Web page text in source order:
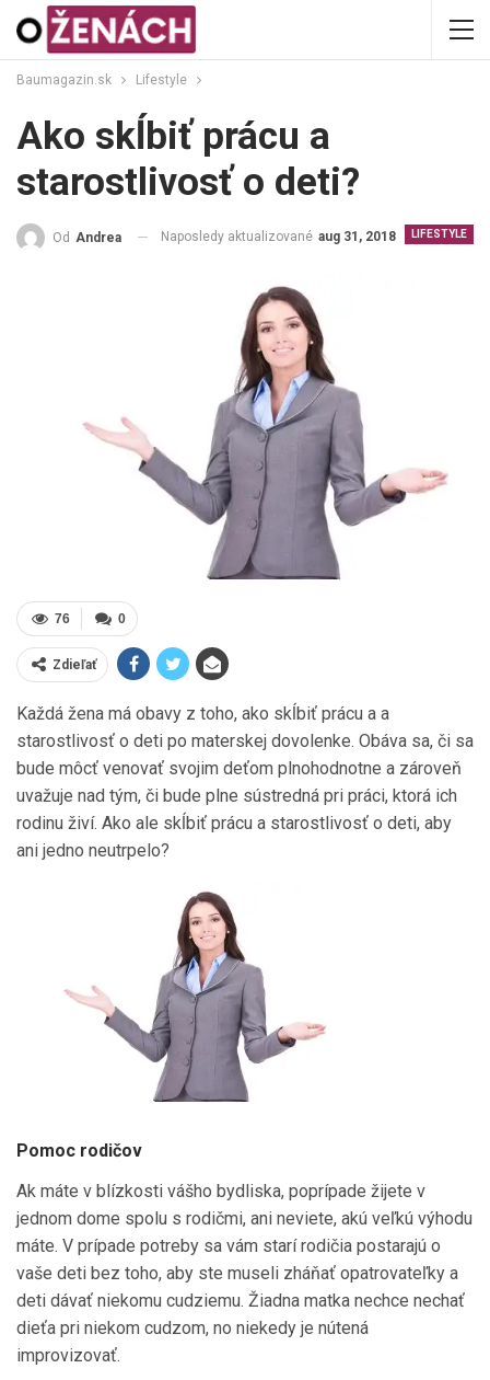
Baumagazin.sk Lifestyle
Ako skĺbiť prácu a
starostlivosť o deti?
LIFESTYLE
Od Andrea Naposledy aktualizované aug 31, 2018
0
76
Zdieľať
Každá žena má obavy z toho, ako skĺbiť prácu a a
starostlivosť o deti po materskej dovolenke. Obáva sa, či sa
bude môcť venovať svojim deťom plnohodnotne a zároveň
uvažuje nad tým, či bude plne sústredná pri práci, ktorá ich
rodinu živí. Ako ale skĺbiť prácu a starostlivosť o deti, aby
ani jedno neutrpelo?
Pomoc rodičov
Ak máte v blízkosti vášho bydliska, poprípade žijete v
jednom dome spolu s rodičmi, ani neviete, akú veľkú výhodu
máte. V prípade potreby sa vám starí rodičia postarajú o
vaše deti bez toho, aby ste museli zháňať opatrovateľky a
deti dávať niekomu cudziemu. Žiadna matka nechce nechať
dieťa pri niekom cudzom, no niekedy je nútená
improvizovať.